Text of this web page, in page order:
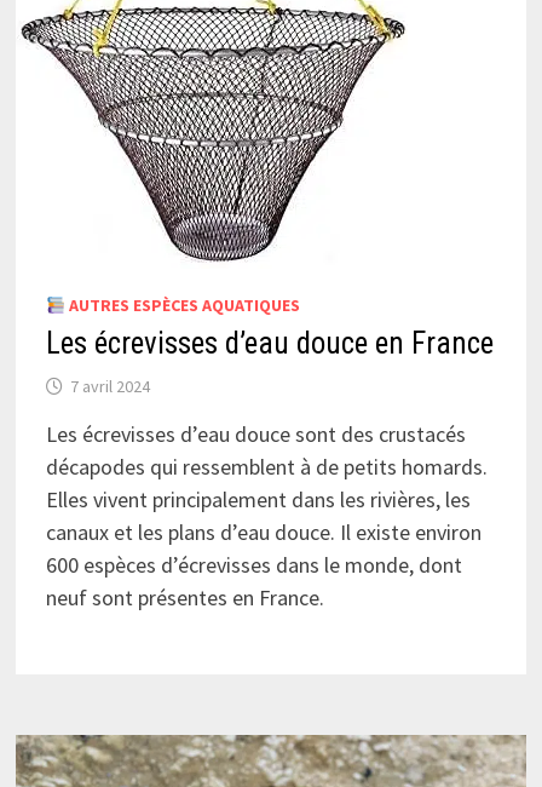
AUTRES ESPÈCES AQUATIQUES
Les écrevisses d’eau douce en France
7 avril 2024
Les écrevisses d’eau douce sont des crustacés
décapodes qui ressemblent à de petits homards.
Elles vivent principalement dans les rivières, les
canaux et les plans d’eau douce. Il existe environ
600 espèces d’écrevisses dans le monde, dont
neuf sont présentes en France.